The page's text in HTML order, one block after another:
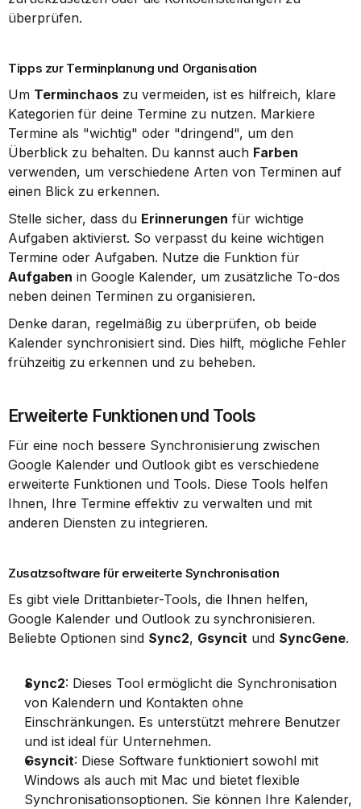
überprüfen.
Tipps zur Terminplanung und Organisation
Um Terminchaos zu vermeiden, ist es hilfreich, klare
Kategorien für deine Termine zu nutzen. Markiere
Termine als "wichtig" oder "dringend", um den
Überblick zu behalten. Du kannst auch Farben
verwenden, um verschiedene Arten von Terminen auf
einen Blick zu erkennen.
Stelle sicher, dass du Erinnerungen für wichtige
Aufgaben aktivierst. So verpasst du keine wichtigen
Aufgaben in Google Kalender, um zusätzliche To-dos
neben deinen Terminen zu organisieren.
Denke daran, regelmäßig zu überprüfen, ob beide
Kalender synchronisiert sind. Dies hilft, mögliche Fehler
frühzeitig zu erkennen und zu beheben.
Erweiterte Funktionen und Tools
Für eine noch bessere Synchronisierung zwischen
Google Kalender und Outlook gibt es verschiedene
erweiterte Funktionen und Tools. Diese Tools helfen
Ihnen, Ihre Termine effektiv zu verwalten und mit
anderen Diensten zu integrieren.
Zusatzsoftware für erweiterte Synchronisation
Es gibt viele Drittanbieter-Tools, die Ihnen helfen,
Google Kalender und Outlook zu synchronisieren.
Beliebte Optionen sind Sync2, Gsyncit und SyncGene.
Sync2: Dieses Tool ermöglicht die Synchronisation
von Kalendern und Kontakten ohne
Einschränkungen. Es unterstützt mehrere Benutzer
und ist ideal für Unternehmen.
Gsyncit: Diese Software funktioniert sowohl mit
Windows als auch mit Mac und bietet flexible
Synchronisationsoptionen. Sie können Ihre Kalender,